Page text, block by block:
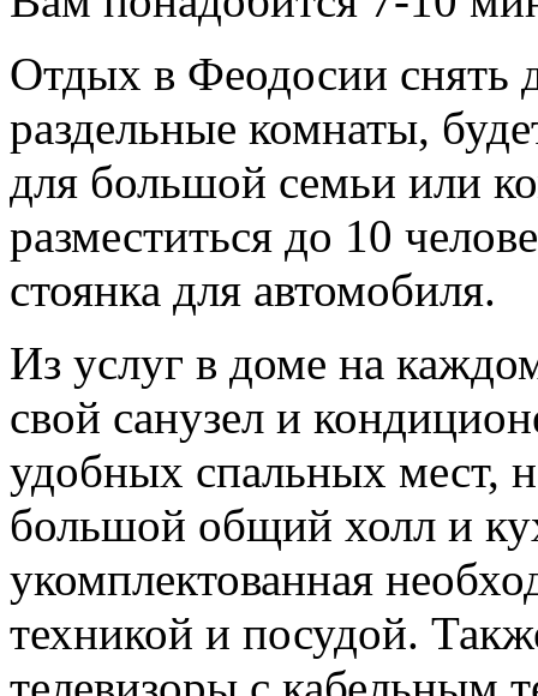
Отдых в Феодосии снять
раздельные комнаты,
для большой семьи или
разместиться до 10
стоянка для автомобиля.
Из услуг в доме на
свой санузел и
удобных спальных мест,
большой общий холл и
укомплектованная
техникой и посудой.